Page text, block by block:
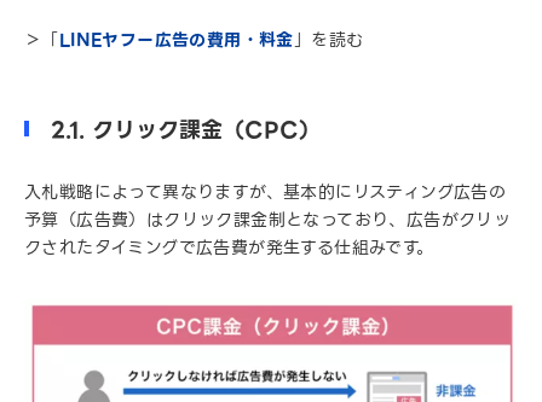
＞「LINEヤフー広告の費用・料金」を読む
2.1. クリック課金（CPC）
入札戦略によって異なりますが、基本的にリスティング広告の
予算（広告費）はクリック課金制となっており、広告がクリッ
クされたタイミングで広告費が発生する仕組みです。